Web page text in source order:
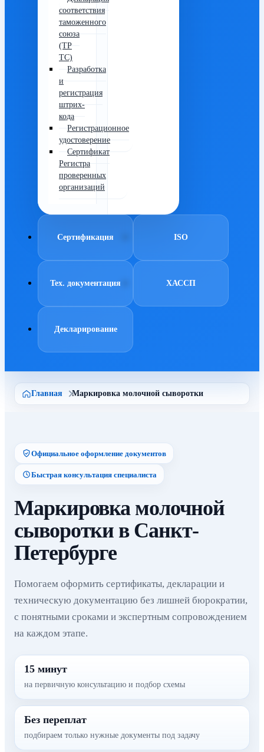
соответствия
таможенного
союза
(ТР
ТС)
Разработка
и
регистрация
штрих-
кода
Регистрационное
удостоверение
Сертификат
Регистра
проверенных
организаций
Сертификация ISO
Тех. документация ХАССП
Декларирование
Главная Маркировка молочной сыворотки
Официальное оформление документов
Быстрая консультация специалиста
Маркировка молочной
сыворотки в Санкт-
Петербурге
Помогаем оформить сертификаты, декларации и
техническую документацию без лишней бюрократии,
с понятными сроками и экспертным сопровождением
на каждом этапе.
15 минут
на первичную консультацию и подбор схемы
Без переплат
подбираем только нужные документы под задачу